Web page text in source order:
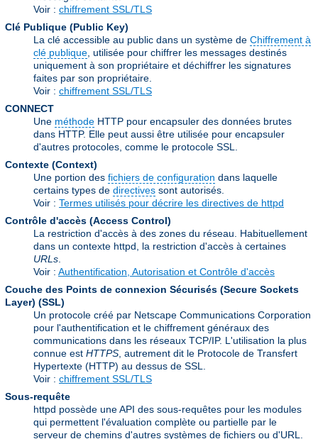
Voir : chiffrement SSL/TLS
Clé Publique (Public Key)
La clé accessible au public dans un système de Chiffrement à
clé publique , utilisée pour chiffrer les messages destinés
uniquement à son propriétaire et déchiffrer les signatures
faites par son propriétaire.
Voir : chiffrement SSL/TLS
CONNECT
Une méthode HTTP pour encapsuler des données brutes
dans HTTP. Elle peut aussi être utilisée pour encapsuler
d'autres protocoles, comme le protocole SSL.
Contexte (Context)
Une portion des fichiers de configuration dans laquelle
certains types de directives sont autorisés.
Voir : Termes utilisés pour décrire les directives de httpd
Contrôle d'accès (Access Control)
La restriction d'accès à des zones du réseau. Habituellement
dans un contexte httpd, la restriction d'accès à certaines
URLs
Voir : Authentification, Autorisation et Contrôle d'accès
Couche des Points de connexion Sécurisés (Secure Sockets
Layer) (SSL)
Un protocole créé par Netscape Communications Corporation
pour l'authentification et le chiffrement généraux des
communications dans les réseaux TCP/IP. L'utilisation la plus
connue est HTTPS , autrement dit le Protocole de Transfert
Hypertexte (HTTP) au dessus de SSL.
Voir : chiffrement SSL/TLS
Sous-requête
httpd possède une API des sous-requêtes pour les modules
qui permettent l'évaluation complète ou partielle par le
serveur de chemins d'autres systèmes de fichiers ou d'URL.